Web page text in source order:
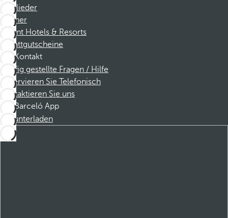
Mitglieder
Partner
Dorint Hotels & Resorts
Rabattgutscheine
Kontakt
Häufig gestellte Fragen / Hilfe
Reservieren Sie Telefonisch
Kontaktieren Sie uns
Barceló App
Herunterladen